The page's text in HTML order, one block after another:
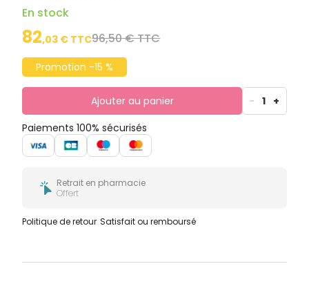
En stock
82,03 € TTC96,50 € TTC
Promotion -15 %
Ajouter au panier - 1 +
Paiements 100% sécurisés
Retrait en pharmacie
Offert
Politique de retour Satisfait ou remboursé